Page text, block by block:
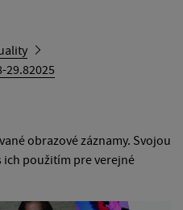
29.82025
obrazové záznamy. Svojou
použitím pre verejné